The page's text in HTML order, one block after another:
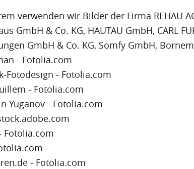
verwenden wir Bilder der Firma REHAU
GmbH & Co. KG, HAUTAU GmbH, CARL
GmbH & Co. KG, Somfy GmbH,
- Fotolia.com
Fotodesign - Fotolia.com
- Fotolia.com
Yuganov - Fotolia.com
- Fotolia.com